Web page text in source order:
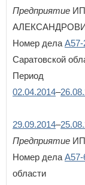
Предприятие
Номер дела А57-
Саратовской
Период
02.04.2014–
29.09.2014–
Предприятие ИП
Номер дела А57-
области